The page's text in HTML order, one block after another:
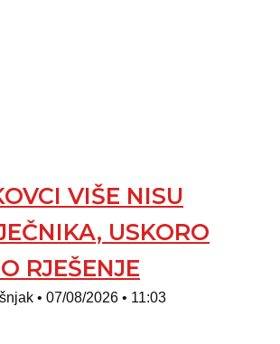
VIŠE NISU
USKORO
RJEŠENJE
07/08/2026 11:03